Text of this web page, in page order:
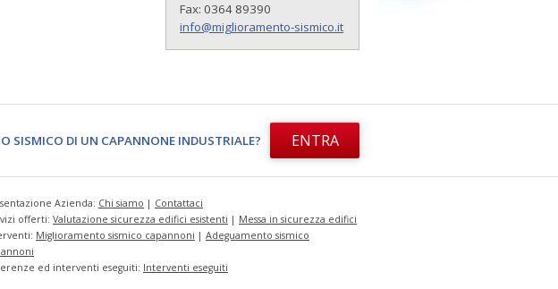
Fax: 0364 89390
info@miglioramento-sismico.it
SISMICO DI UN CAPANNONE INDUSTRIALE? ENTRA
Azienda: Chi siamo | Contattaci
offerti: Valutazione sicurezza edifici esistenti | Messa in sicurezza edifici
Miglioramento sismico capannoni | Adeguamento sismico
ed interventi eseguiti: Interventi eseguiti